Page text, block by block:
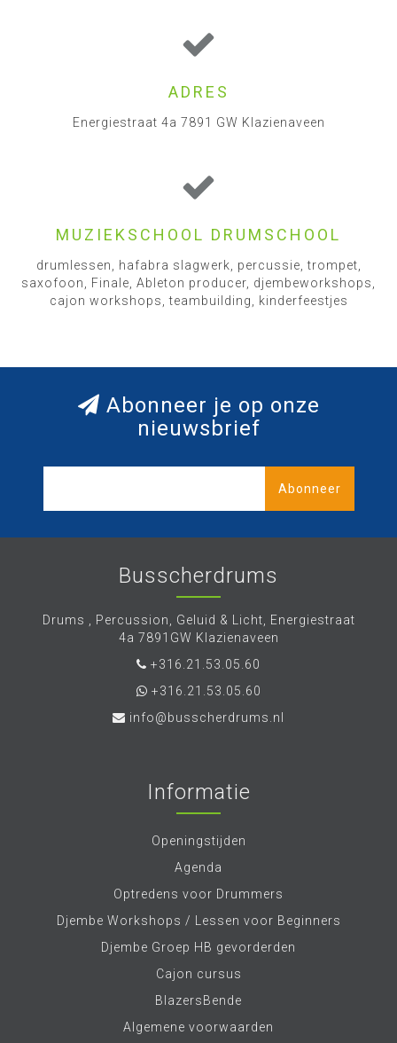
ADRES
Energiestraat 4a 7891 GW Klazienaveen
MUZIEKSCHOOL DRUMSCHOOL
drumlessen, hafabra slagwerk, percussie, trompet,
saxofoon, Finale, Ableton producer, djembeworkshops,
cajon workshops, teambuilding, kinderfeestjes
Abonneer je op onze
nieuwsbrief
Abonneer
Busscherdrums
Drums , Percussion, Geluid & Licht, Energiestraat
4a 7891GW Klazienaveen
+316.21.53.05.60
+316.21.53.05.60
info@busscherdrums.nl
Informatie
Openingstijden
Agenda
Optredens voor Drummers
Djembe Workshops / Lessen voor Beginners
Djembe Groep HB gevorderden
Cajon cursus
BlazersBende
Algemene voorwaarden